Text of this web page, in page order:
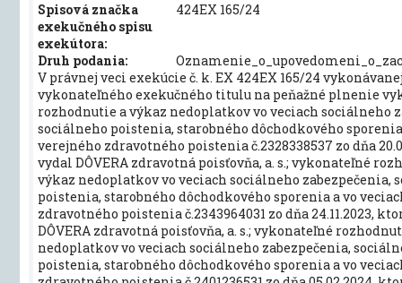
Spisová značka
exekučného spisu
exekútora:
424EX 165/24
Druh podania:
V právnej veci exekúcie č. k. EX 424EX 165/24
vykonateľného exekučného titulu na peňažné plnenie
rozhodnutie a výkaz nedoplatkov vo veciach sociálneho
sociálneho poistenia, starobného dôchodkového
verejného zdravotného poistenia č.2328338537 zo dňa
vydal DÔVERA zdravotná poisťovňa, a. s.; vykonateľné
výkaz nedoplatkov vo veciach sociálneho zabezpečenia,
poistenia, starobného dôchodkového sporenia a vo
zdravotného poistenia č.2343964031 zo dňa 24.11.2023,
DÔVERA zdravotná poisťovňa, a. s.; vykonateľné
nedoplatkov vo veciach sociálneho zabezpečenia,
poistenia, starobného dôchodkového sporenia a vo